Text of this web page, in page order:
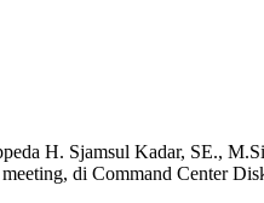
H. Sjamsul Kadar, SE.,
di Command Center